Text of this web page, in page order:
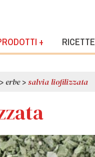
+ RICETTE
>erbe>salvia liofilizzata